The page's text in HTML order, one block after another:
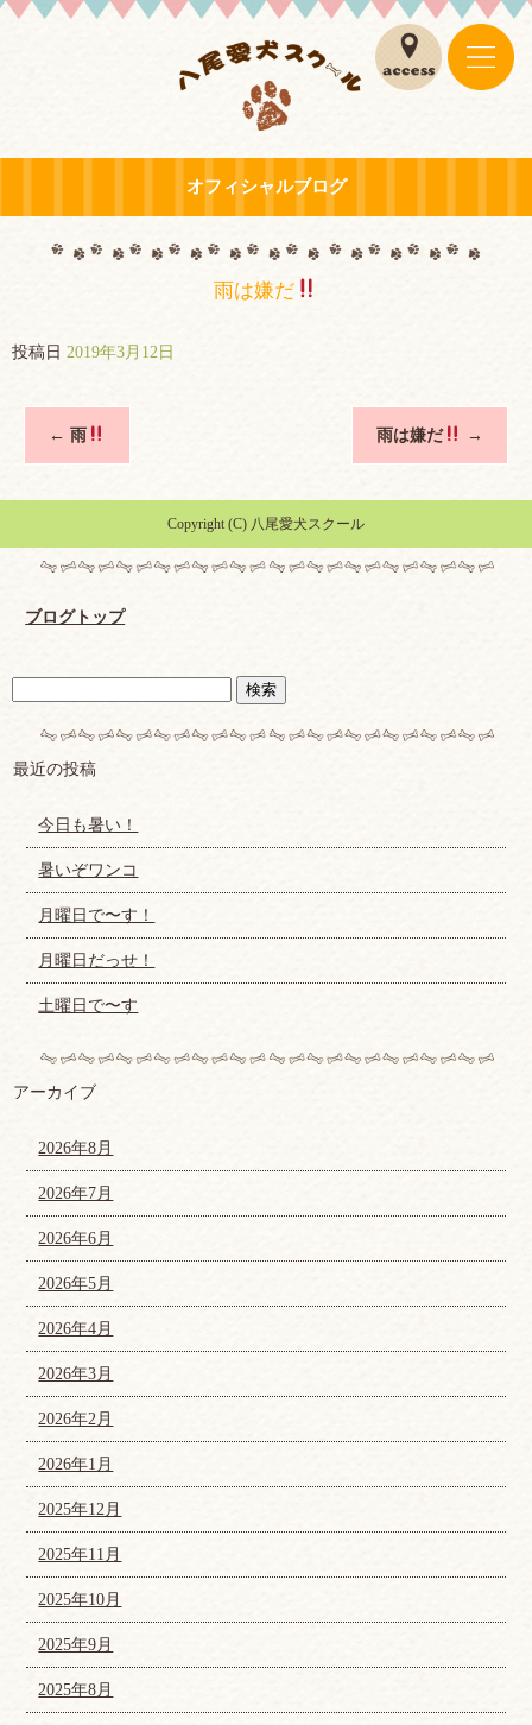
オフィシャルブログ
雨は嫌だ
投稿日 2019年3月12日
← 雨 雨は嫌だ →
Copyright (C) 八尾愛犬スクール
ブログトップ
最近の投稿
今日も暑い！
暑いぞワンコ
月曜日で〜す！
月曜日だっせ！
土曜日で〜す
アーカイブ
2026年8月
2026年7月
2026年6月
2026年5月
2026年4月
2026年3月
2026年2月
2026年1月
2025年12月
2025年11月
2025年10月
2025年9月
2025年8月